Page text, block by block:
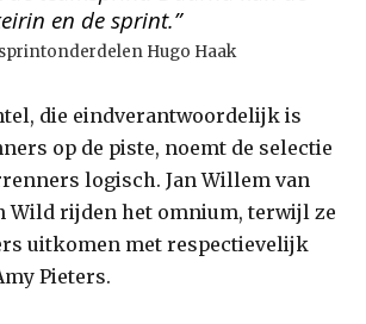
en de sprint.”
Hugo Haak
die eindverantwoordelijk is
op de piste, noemt de selectie
logisch. Jan Willem van
Wild rijden het omnium, terwijl ze
uitkomen met respectievelijk
Pieters.